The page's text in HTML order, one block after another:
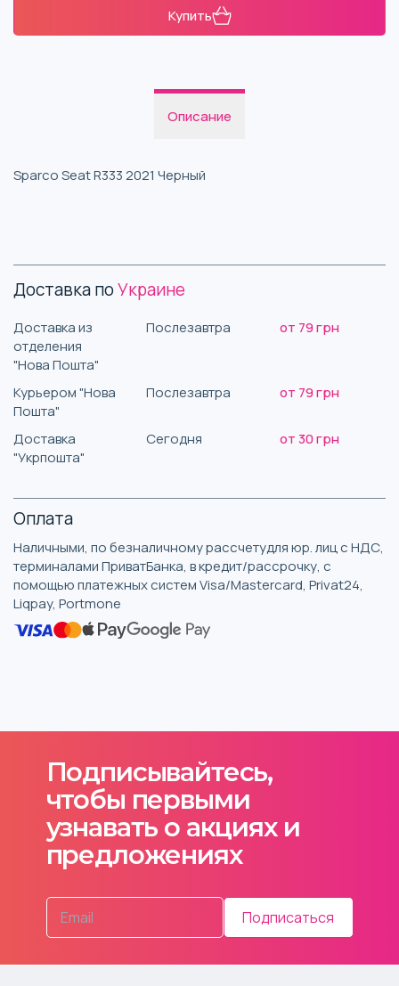
Купить
Описание
Sparco Seat R333 2021 Черный
Доставка поУкраине
Доставка из
отделения
"Нова Пошта"
Послезавтра от 79 грн
Курьером "Нова
Пошта"
Послезавтра от 79 грн
Доставка
"Укрпошта"
Сегодня от 30 грн
Оплата
Наличными, по безналичному рассчетудля юр. лиц с НДС,
терминалами ПриватБанка, в кредит/рассрочку, с
помощью платежных систем Visa/Mastercard, Privat24,
Liqpay, Portmone
Подписывайтесь,
чтобы первыми
узнавать о акциях и
предложениях
Подписаться